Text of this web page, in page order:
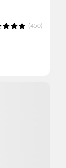
(450)